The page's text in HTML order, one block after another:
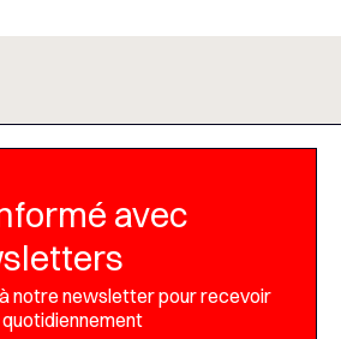
avec
notre newsletter pour recevoir
quotidiennement